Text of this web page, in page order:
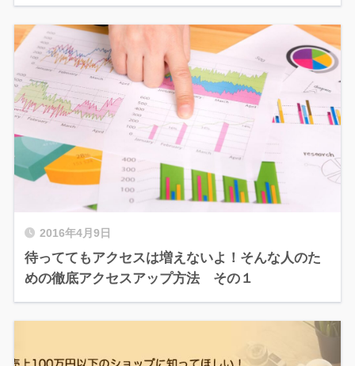
2016年4月9日
待っててもアクセスは増えないよ！そんな人のた
めの徹底アクセスアップ方法 その１